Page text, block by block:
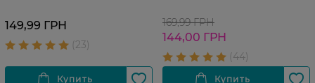
149,99 ГРН 169,99 ГРН
144,00 ГРН